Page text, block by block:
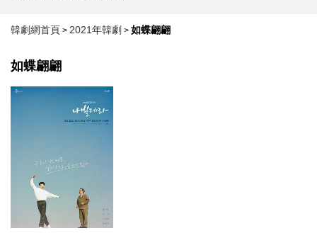
韓劇網首頁 > 2021年韓劇 > 如蝶翩翩
如蝶翩翩